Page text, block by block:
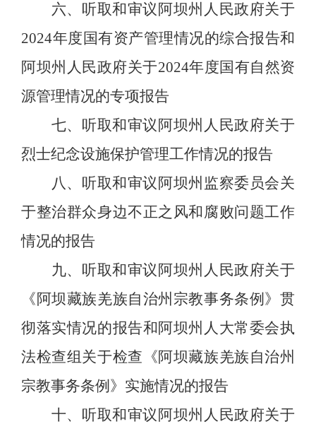
六、 听取和审议阿坝州人民政府关于
2024年度国有资产管理情况的综合报告和
阿坝州人民政府关于2024年度国有自然资
源管理情况的专项报告
七、 听取和审议阿坝州人民政府关于
烈士纪念设施保护管理工作情况的报告
八、 听取和审议阿坝州监察委员会关
于整治群众身边不正之风和腐败问题工作
情况的报告
九、 听取和审议阿坝州人民政府关于
《阿坝藏族羌族自治州宗教事务条例》贯
彻落实情况的报告和阿坝州人大常委会执
法检查组关于检查《阿坝藏族羌族自治州
宗教事务条例》实施情况的报告
十、 听取和审议阿坝州人民政府关于